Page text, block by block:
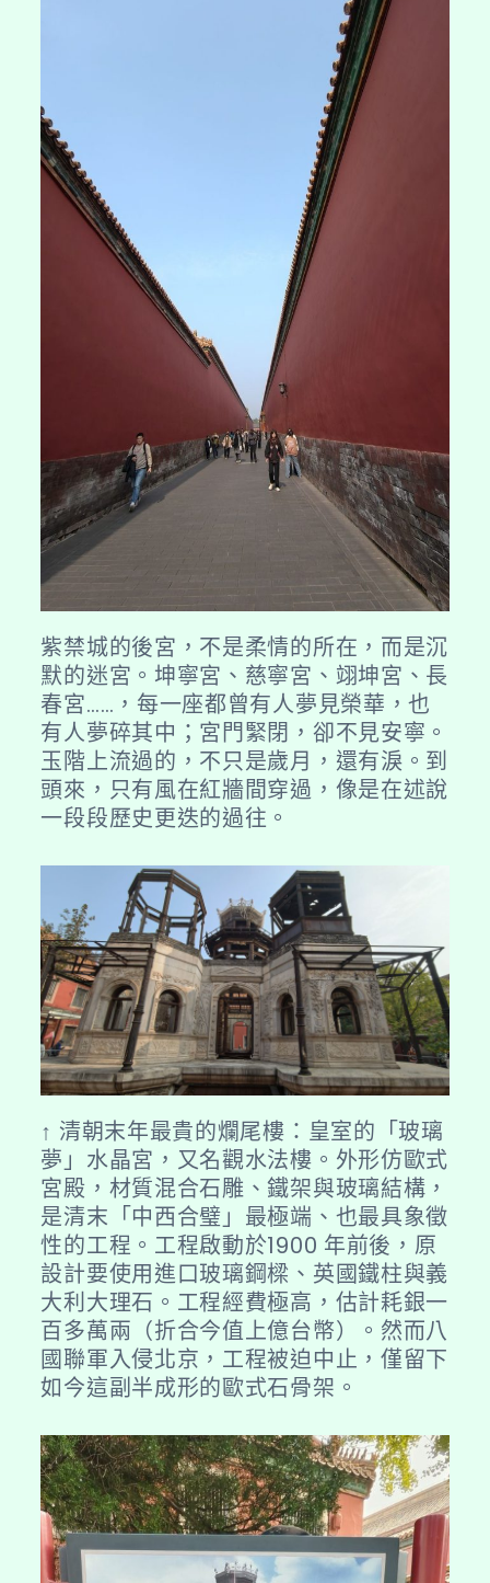
紫禁城的後宮，不是柔情的所在，而是沉
默的迷宮。坤寧宮、慈寧宮、翊坤宮、長
春宮……，每一座都曾有人夢見榮華，也
有人夢碎其中；宮門緊閉，卻不見安寧。
玉階上流過的，不只是歲月，還有淚。到
頭來，只有風在紅牆間穿過，像是在述說
一段段歷史更迭的過往。
↑ 清朝末年最貴的爛尾樓：皇室的「玻璃
夢」水晶宮，又名觀水法樓。外形仿歐式
宮殿，材質混合石雕、鐵架與玻璃結構，
是清末「中西合璧」最極端、也最具象徵
性的工程。工程啟動於1900 年前後，原
設計要使用進口玻璃鋼樑、英國鐵柱與義
大利大理石。工程經費極高，估計耗銀一
百多萬兩（折合今值上億台幣）。然而八
國聯軍入侵北京，工程被迫中止，僅留下
如今這副半成形的歐式石骨架。